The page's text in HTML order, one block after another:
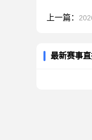
上一篇：
最新赛事